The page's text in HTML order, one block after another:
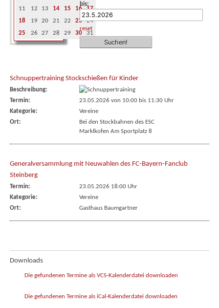
11
12 13 14 15 16
17
18
19 20 21 22 23
24
25
26 27 28 29 30 31
bis:
reset
Schnuppertraining Stockschießen für Kinder
Beschreibung:
Termin:
23.05.2026 von 10:00bis 11:30 Uhr
Kategorie:
Vereine
Ort:
Bei den Stockbahnen des ESC
Marklkofen Am Sportplatz 8
Generalversammlung mit Neuwahlen des FC-Bayern-Fanclub
Steinberg
Termin:
23.05.2026 18:00 Uhr
Kategorie:
Vereine
Ort:
Gasthaus Baumgartner
Downloads
Die gefundenen Termine als VCS-Kalenderdatei downloaden
Die gefundenen Termine als iCal-Kalenderdatei downloaden